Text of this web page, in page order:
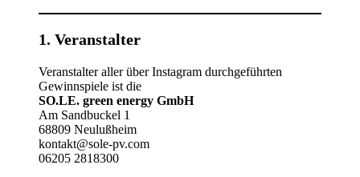
1. Veranstalter
Veranstalter aller über Instagram durchgeführten
Gewinnspiele ist die
SO.LE. green energy GmbH
Am Sandbuckel 1
68809 Neulußheim
kontakt@sole-pv.com
06205 2818300